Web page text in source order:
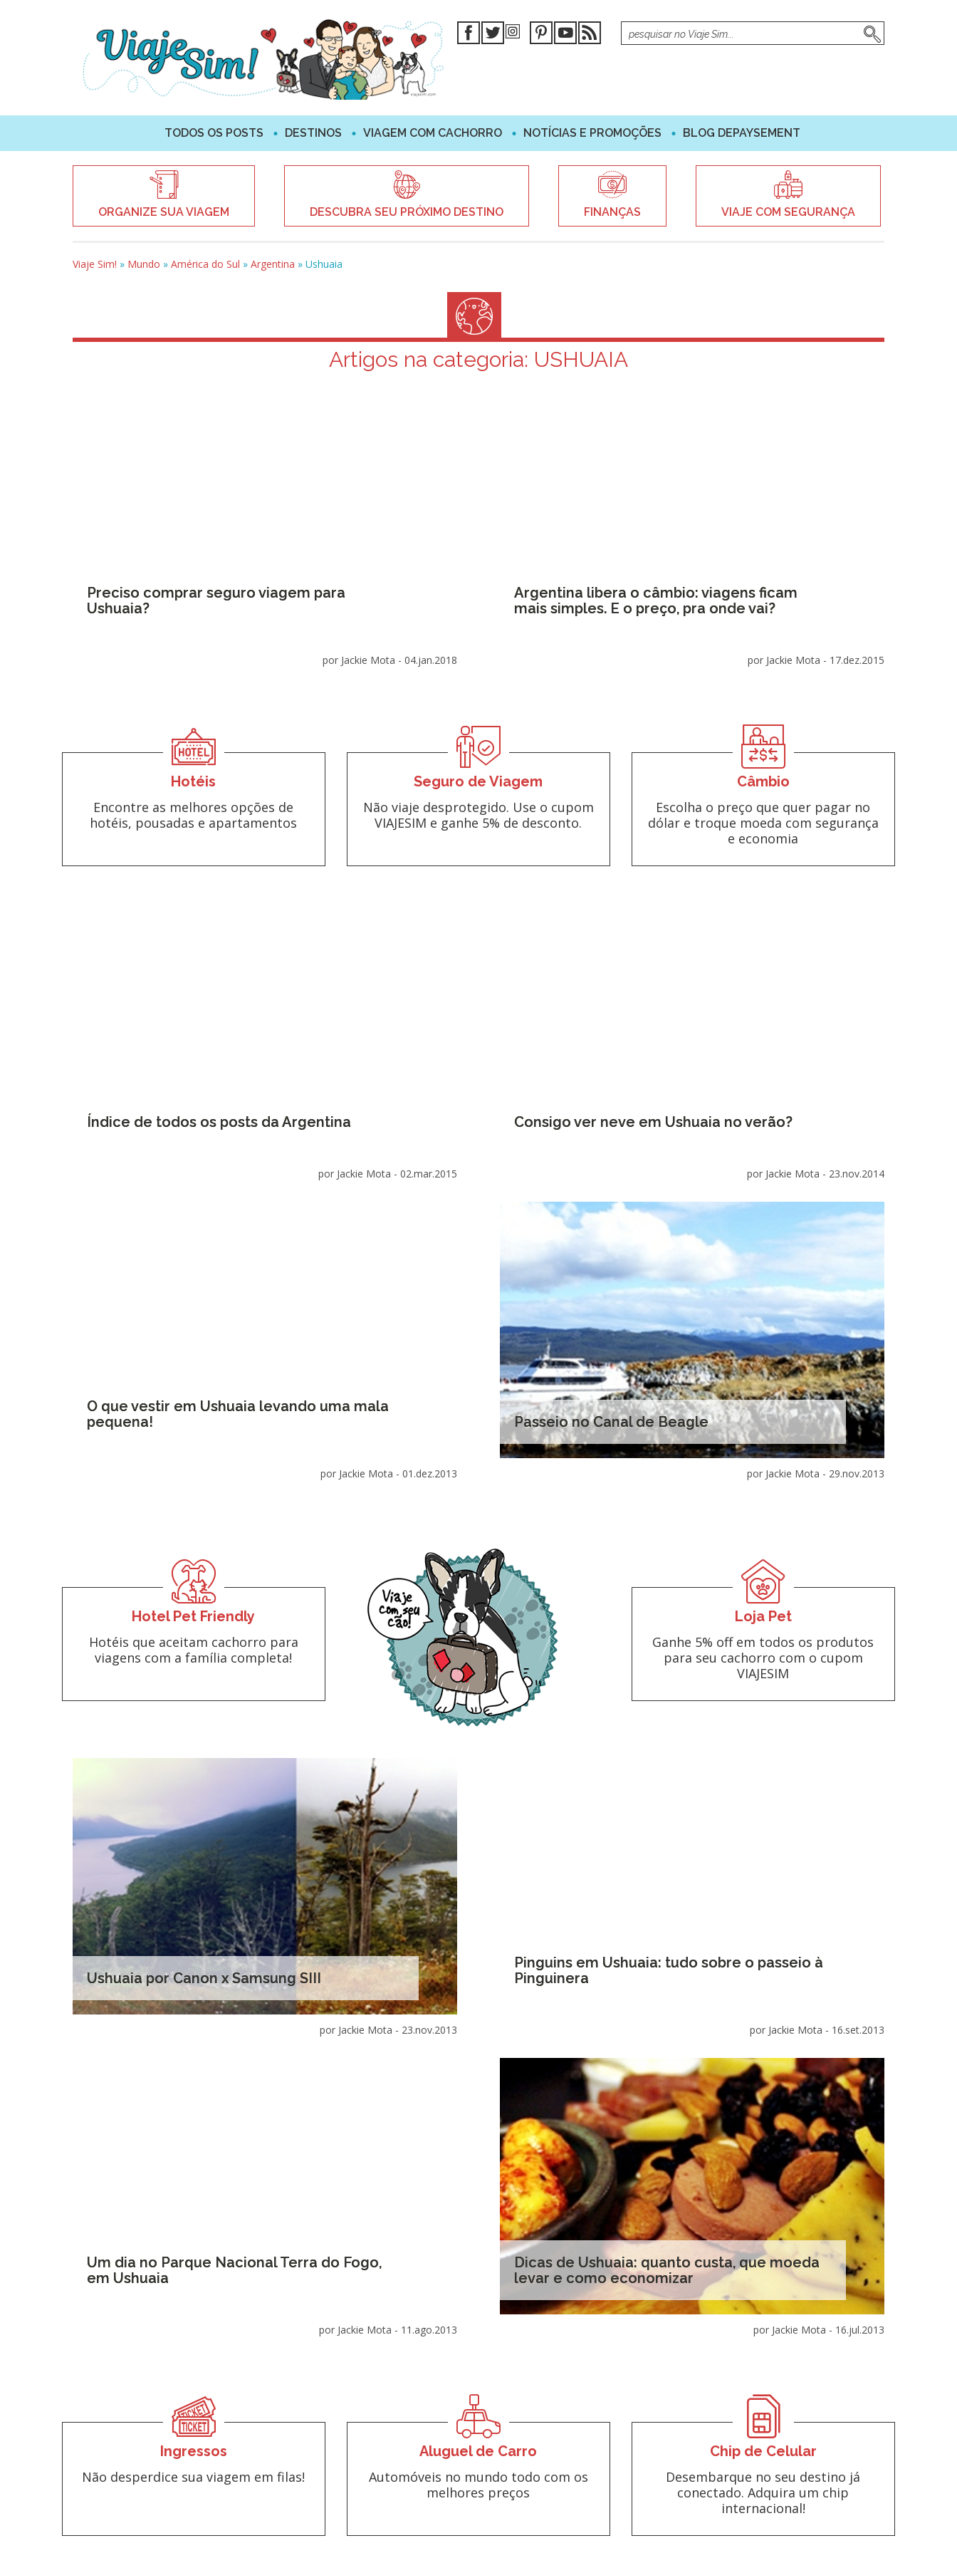
TODOS OS POSTS DESTINOS VIAGEM COM CACHORRO NOTÍCIAS E PROMOÇÕES BLOG DEPAYSEMENT
ORGANIZE SUA VIAGEM DESCUBRA SEU PRÓXIMO DESTINO FINANÇAS VIAJE COM SEGURANÇA
Viaje Sim! » Mundo » América do Sul » Argentina » Ushuaia
Artigos na categoria: USHUAIA
Preciso comprar seguro viagem para
Ushuaia?
por Jackie Mota - 04.jan.2018
Argentina libera o câmbio: viagens ficam
mais simples. E o preço, pra onde vai?
por Jackie Mota - 17.dez.2015
Hotéis
Encontre as melhores opções de
hotéis, pousadas e apartamentos
Seguro de Viagem
Não viaje desprotegido. Use o cupom
VIAJESIM e ganhe 5% de desconto.
Câmbio
Escolha o preço que quer pagar no
dólar e troque moeda com segurança
e economia
Índice de todos os posts da Argentina
por Jackie Mota - 02.mar.2015
Consigo ver neve em Ushuaia no verão?
por Jackie Mota - 23.nov.2014
O que vestir em Ushuaia levando uma mala
pequena!
por Jackie Mota - 01.dez.2013
Passeio no Canal de Beagle
por Jackie Mota - 29.nov.2013
Hotel Pet Friendly
Hotéis que aceitam cachorro para
viagens com a família completa!
Loja Pet
Ganhe 5% off em todos os produtos
para seu cachorro com o cupom
VIAJESIM
Ushuaia por Canon x Samsung SIII
por Jackie Mota - 23.nov.2013
Pinguins em Ushuaia: tudo sobre o passeio à
Pinguinera
por Jackie Mota - 16.set.2013
Um dia no Parque Nacional Terra do Fogo,
em Ushuaia
por Jackie Mota - 11.ago.2013
Dicas de Ushuaia: quanto custa, que moeda
levar e como economizar
por Jackie Mota - 16.jul.2013
Ingressos
Não desperdice sua viagem em filas!
Aluguel de Carro
Automóveis no mundo todo com os
melhores preços
Chip de Celular
Desembarque no seu destino já
conectado. Adquira um chip
internacional!